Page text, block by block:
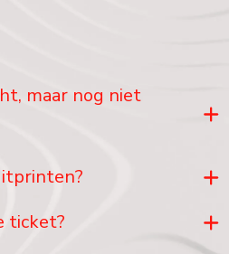
maar nog niet
ticket?